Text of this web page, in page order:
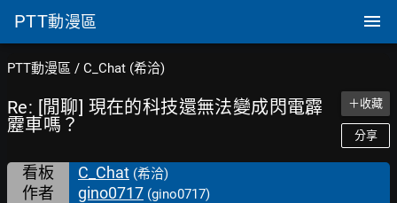
PTT動漫區
PTT動漫區 / C_Chat (希洽)
Re: [閒聊] 現在的科技還無法變成閃電霹
靂車嗎？
＋收藏
分享
看板 C_Chat (希洽)
作者 gino0717 (gino0717)